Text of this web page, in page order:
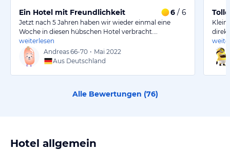
Ein Hotel mit Freundlichkeit 6 / 6
Jetzt nach 5 Jahren haben wir wieder einmal eine
Woche in diesen hübschen Hotel verbracht.…
weiterlesen
Andreas66-70 • Mai 2022
Aus Deutschland
Alle Bewertungen (76)
Hotel allgemein